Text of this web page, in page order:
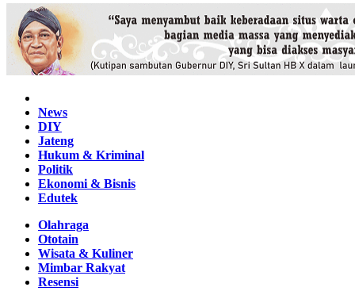
News
DIY
Jateng
Hukum & Kriminal
Politik
Ekonomi & Bisnis
Edutek
Olahraga
Ototain
Wisata & Kuliner
Mimbar Rakyat
Resensi